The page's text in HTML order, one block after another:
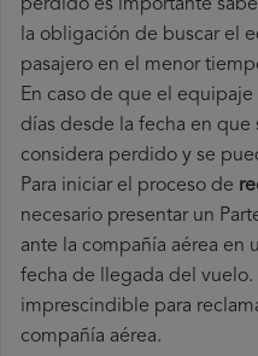
perdido es importante
la obligación de buscar el
pasajero en el menor
En caso de que el
días desde la fecha en
considera perdido y se
Para iniciar el proceso de
necesario presentar un
ante la compañía aérea en
fecha de llegada del vuelo.
imprescindible para
compañía aérea.